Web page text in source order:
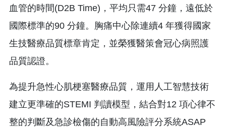
血管的時間(D2B Time)，平均只需47 分鐘，遠低於
國際標準的90 分鐘。胸痛中心除連續4 年獲得國家
生技醫療品質標章肯定，並榮獲醫策會冠心病照護
品質認證。
為提升急性心肌梗塞醫療品質，運用人工智慧技術
建立更準確的STEMI 判讀模型，結合對12 項心律不
整的判斷及急診檢傷的自動高風險評分系統ASAP